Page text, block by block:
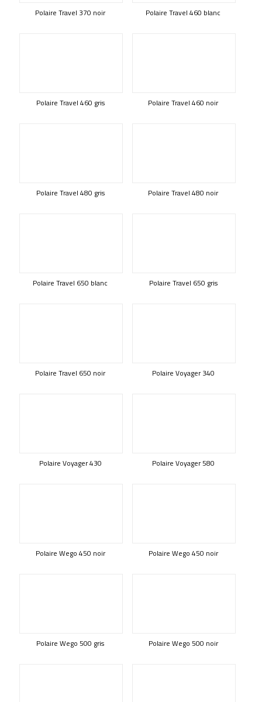
Polaire Travel 370 noir Polaire Travel 460 blanc
Polaire Travel 460 gris Polaire Travel 460 noir
Polaire Travel 480 gris Polaire Travel 480 noir
Polaire Travel 650 blanc Polaire Travel 650 gris
Polaire Travel 650 noir Polaire Voyager 340
Polaire Voyager 430 Polaire Voyager 580
Polaire Wego 450 noir Polaire Wego 450 noir
Polaire Wego 500 gris Polaire Wego 500 noir